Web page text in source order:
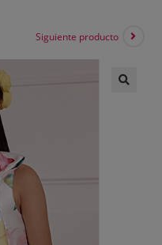
Siguiente producto